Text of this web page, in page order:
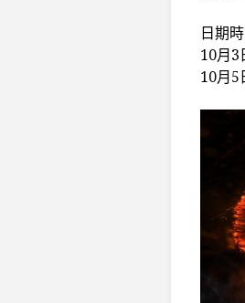
日期
10月
10月